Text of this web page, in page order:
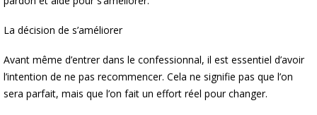
La décision de s’améliorer
Avant même d’entrer dans le confessionnal, il est essentiel d’avoir
l’intention de ne pas recommencer. Cela ne signifie pas que l’on
sera parfait, mais que l’on fait un effort réel pour changer.